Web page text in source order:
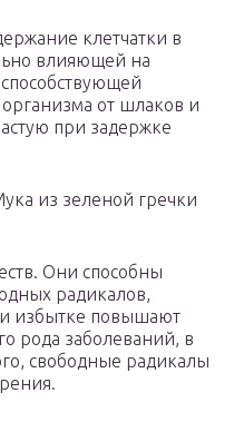
клетчатки в
влияющей на
от шлаков и
при задержке
из зеленой гречки
Они способны
радикалов,
избытке повышают
рода заболеваний, в
свободные радикалы